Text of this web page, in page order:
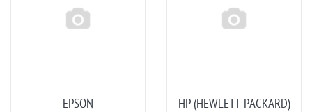
EPSON HP (HEWLETT-PACKARD)